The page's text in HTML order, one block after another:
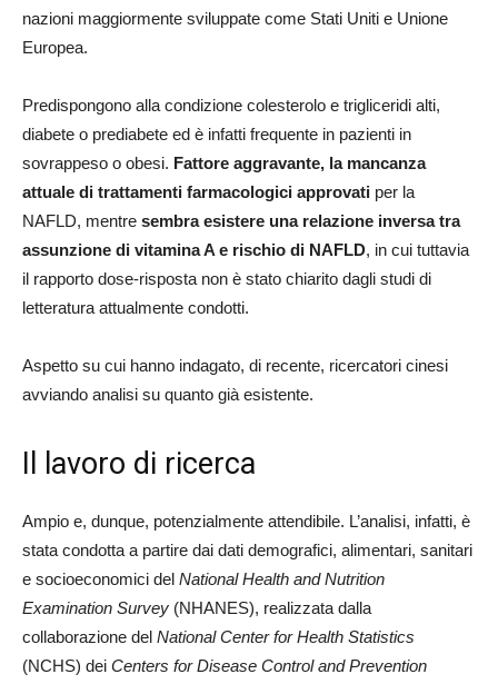
nazioni maggiormente sviluppate come Stati Uniti e Unione
Europea.
Predispongono alla condizione colesterolo e trigliceridi alti,
diabete o prediabete ed è infatti frequente in pazienti in
sovrappeso o obesi. Fattore aggravante, la mancanza
attuale di trattamenti farmacologici approvati per la
NAFLD, mentre sembra esistere una relazione inversa tra
assunzione di vitamina A e rischio di NAFLD, in cui tuttavia
il rapporto dose-risposta non è stato chiarito dagli studi di
letteratura attualmente condotti.
Aspetto su cui hanno indagato, di recente, ricercatori cinesi
avviando analisi su quanto già esistente.
Il lavoro di ricerca
Ampio e, dunque, potenzialmente attendibile. L’analisi, infatti, è
stata condotta a partire dai dati demografici, alimentari, sanitari
e socioeconomici del National Health and Nutrition
Examination Survey (NHANES), realizzata dalla
collaborazione del National Center for Health Statistics
(NCHS) dei Centers for Disease Control and Prevention